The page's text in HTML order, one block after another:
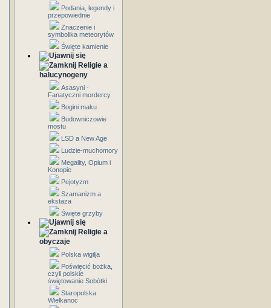
Podania, legendy i
przepowiednie
Znaczenie i
symbolika meteorytów
Święte kamienie
Religie a
halucynogeny
Asasyni -
Fanatyczni mordercy
Bogini maku
Budowniczowie
mostu
LSD a New Age
Ludzie-muchomory
Megality, Opium i
Konopie
Pejotyzm
Szamanizm a
ekstaza
Święte grzyby
Religie a
obyczaje
Polska wigilja
Poświęcić bożka,
czyli polskie
świętowanie Sobótki
Staropolska
Wielkanoc